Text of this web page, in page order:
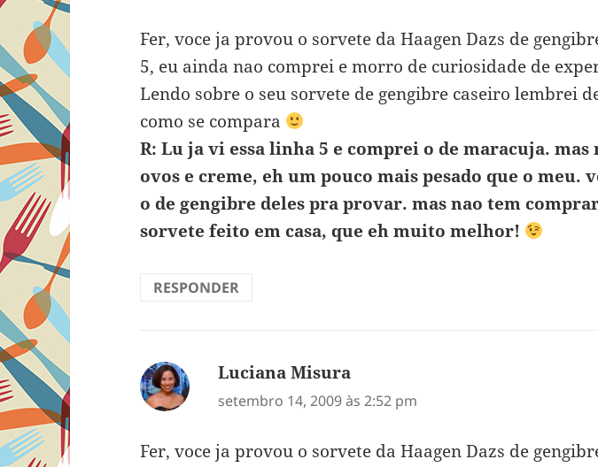
Fer, voce ja provou o sorvete da Haagen Dazs de
5, eu ainda nao comprei e morro de curiosidade de
Lendo sobre o seu sorvete de gengibre caseiro lembrei
como se compara
R: Lu ja vi essa linha 5 e comprei o de maracuja. mas
ovos e creme, eh um pouco mais pesado que o meu.
o de gengibre deles pra provar. mas nao tem
sorvete feito em casa, que eh muito melhor!
RESPONDER
Luciana Misura
setembro 14, 2009 às 2:52 pm
Fer, voce ja provou o sorvete da Haagen Dazs de